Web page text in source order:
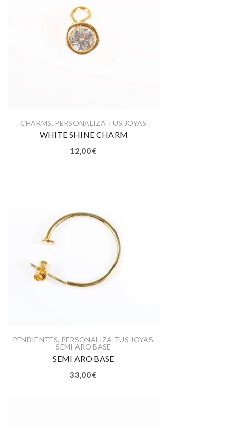
CHARMS, PERSONALIZA TUS JOYAS
WHITE SHINE CHARM
12,00€
PENDIENTES, PERSONALIZA TUS JOYAS,
SEMI ARO BASE
SEMI ARO BASE
33,00€